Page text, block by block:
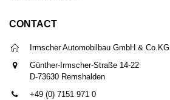
CONTACT
Irmscher Automobilbau GmbH & Co.KG
Günther-Irmscher-Straße 14-22
D-73630 Remshalden
+49 (0) 7151 971 0